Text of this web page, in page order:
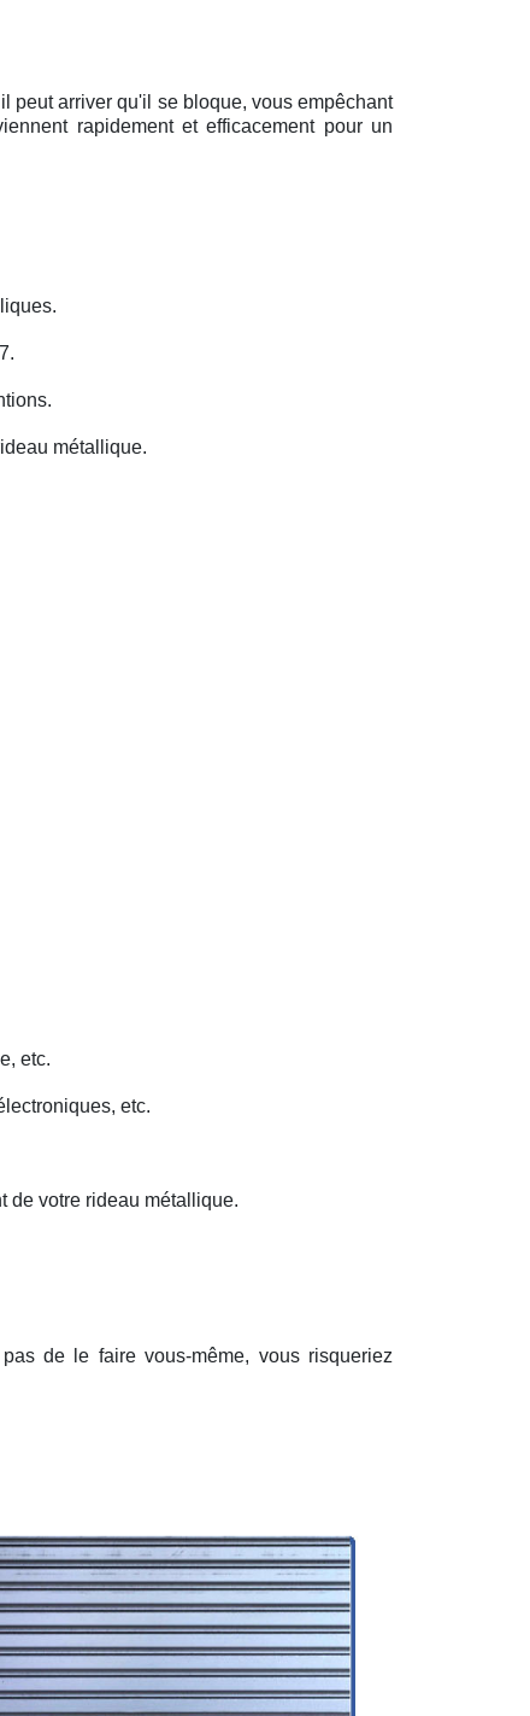
peut arriver qu'il se bloque, vous empêchant
rapidement et efficacement pour un
métallique.
etc.
etc.
de votre rideau métallique.
de le faire vous-même, vous risqueriez